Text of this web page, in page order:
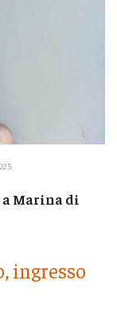
Marina di
ingresso